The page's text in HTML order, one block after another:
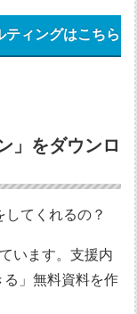
ィングはこちら
」をダウンロ
てくれるの？
います。支援内
」無料資料を作